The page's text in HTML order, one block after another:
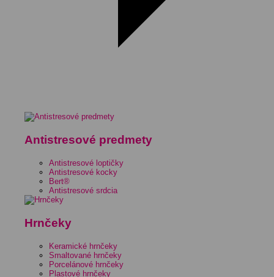
Antistresové predmety
Antistresové loptičky
Antistresové kocky
Bert®
Antistresové srdcia
Hrnčeky
Keramické hrnčeky
Smaltované hrnčeky
Porcelánové hrnčeky
Plastové hrnčeky